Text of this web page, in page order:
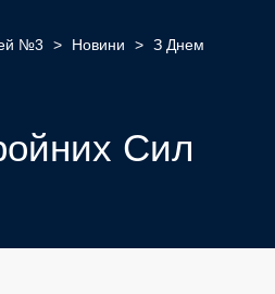
№3 > Новини > З Днем
Сил